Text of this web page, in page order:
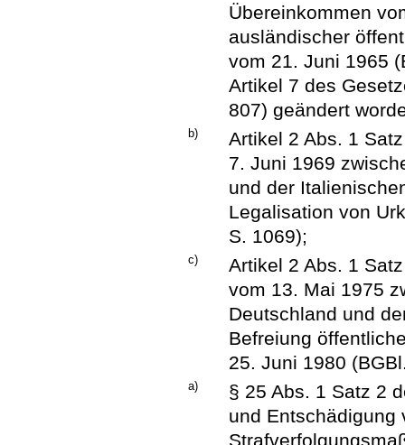
Übereinkommen
ausländischer
vom 21. Juni 1965
Artikel 7 des
807) geändert
b)
Artikel 2 Abs. 1
7. Juni 1969
und der
Legalisation von
S. 1069);
c)
Artikel 2 Abs. 1
vom 13. Mai 1975
Deutschland und
Befreiung
25. Juni 1980
a)
§ 25 Abs. 1 Satz 2
und Entschädigung